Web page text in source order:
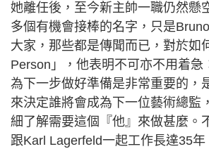
她離任後，至今新主帥一職仍然懸
多個有機會接棒的名字，只是
大家，那些都是傳聞而已，對於如
Person」，他表明不可亦不用着急
為下一步做好準備是非常重要的，
來決定誰將會成為下一位藝術總監
細了解需要這個『他』來做甚麼。
跟Karl Lagerfeld一起工作長達35